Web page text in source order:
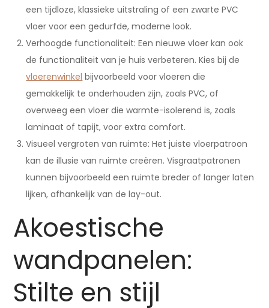
een tijdloze, klassieke uitstraling of een zwarte PVC
vloer voor een gedurfde, moderne look.
Verhoogde functionaliteit: Een nieuwe vloer kan ook
de functionaliteit van je huis verbeteren. Kies bij de
vloerenwinkel bijvoorbeeld voor vloeren die
gemakkelijk te onderhouden zijn, zoals PVC, of
overweeg een vloer die warmte-isolerend is, zoals
laminaat of tapijt, voor extra comfort.
Visueel vergroten van ruimte: Het juiste vloerpatroon
kan de illusie van ruimte creëren. Visgraatpatronen
kunnen bijvoorbeeld een ruimte breder of langer laten
lijken, afhankelijk van de lay-out.
Akoestische
wandpanelen:
Stilte en stijl